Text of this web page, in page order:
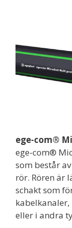
ege-com®
ege-com®
som består
rör. Rören är
schakt som
eller i andra